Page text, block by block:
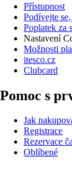
Přístupnost
Podívejte
Poplatek za
Nastavení
Možnosti
itesco.cz
Clubcard
Pomoc s
Jak
Registrace
Rezervace
Oblíbené